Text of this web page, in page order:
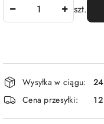
szt.
Dostępność
i
dostawa
Wysyłka w ciągu:
Cena przesyłki:
12